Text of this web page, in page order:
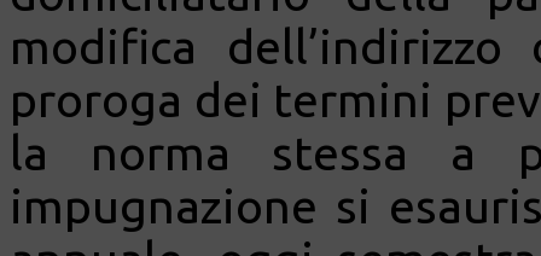
modifica
proroga dei termini
la norma stessa a
impugnazione si